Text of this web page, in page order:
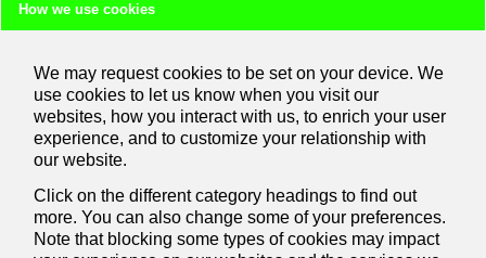
How we use cookies
We may request cookies to be set on your device. We
use cookies to let us know when you visit our
websites, how you interact with us, to enrich your user
experience, and to customize your relationship with
our website.
Click on the different category headings to find out
more. You can also change some of your preferences.
Note that blocking some types of cookies may impact